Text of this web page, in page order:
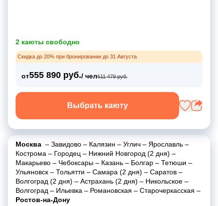
2 каюты свободно
Скидка до 20% при бронировании до 31 Августа
от555 890 руб./ чел611 479 руб.
Выбрать каюту
Москва – Завидово – Калязин – Углич – Ярославль –
Кострома – Городец – Нижний Новгород (2 дня) –
Макарьево – Чебоксары – Казань – Болгар – Тетюши –
Ульяновск – Тольятти – Самара (2 дня) – Саратов –
Волгоград (2 дня) – Астрахань (2 дня) – Никольское –
Волгоград – Ильевка – Романовская – Старочеркасская –
Ростов-на-Дону